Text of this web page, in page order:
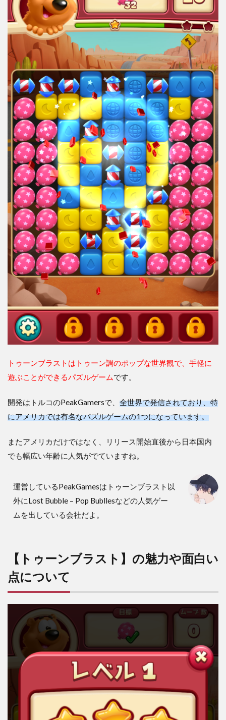
2
【ト
ゥー
ラス
ト】
の魅
力や
面白
い点
につ
いて
2.1
効率
よく
パズ
ルを
消し
た際
の爽
快感
2.2
シン
プル
なが
らも
奥深
い要
素の
数々
3
【ト
ゥー
ラス
ト】
のコ
ツに
つい
スカ
ョ
ン・
ーブ
を目
指す
3.2
ブー
スタ
ーア
イテ
ムな
どア
イテ
ムを
み合
わせ
トゥーンブラストはトゥーン調のポップな世界観で、手軽に
遊ぶことができるパズルゲームです。
開発はトルコのPeakGamersで、 全世界で発信されており、特
にアメリカでは有名なパズルゲームの1つになっています。
またアメリカだけではなく、リリース開始直後から日本国内
でも幅広い年齢に人気がでていますね。
運営しているPeakGamesはトゥーンブラスト以
外にLost Bubble – Pop Bubllesなどの人気ゲー
ムを出している会社だよ。
【トゥーンブラスト】の魅力や面白い
点について